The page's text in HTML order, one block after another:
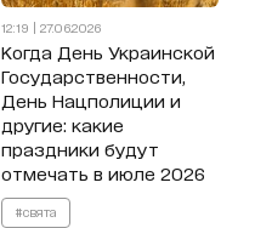
12:19 | 27.06.2026
Когда День Украинской
Государственности,
День Нацполиции и
другие: какие
праздники будут
отмечать в июле 2026
#свята